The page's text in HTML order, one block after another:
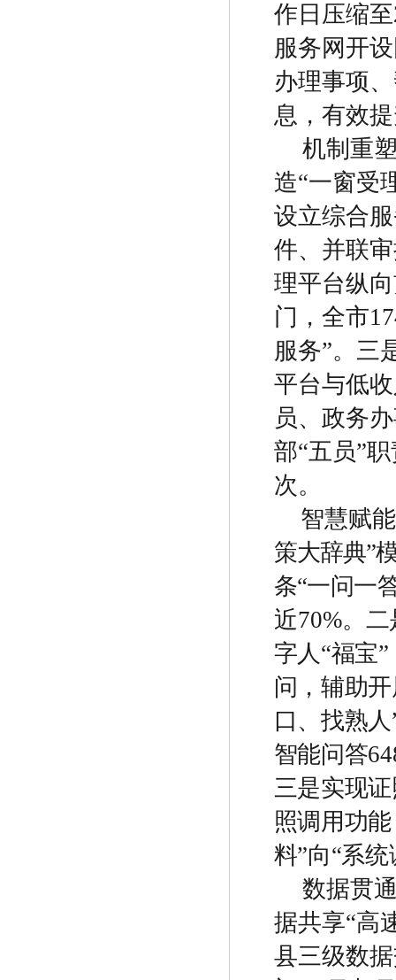
作日压缩至
服务网开
办理事项
息，有效
机制重
造“一窗受
设立综合
件、并联
理平台纵
门，全市
服务”。三
平台与低
员、政务
部“五员”职
次。
智慧赋能
策大辞典”
条“一问一
近70%。 二
字人“福宝”
问，辅助
口、找熟人
智能问答
三是实现
照调用功
料”向“系统
数据贯
据共享“高
县三级数